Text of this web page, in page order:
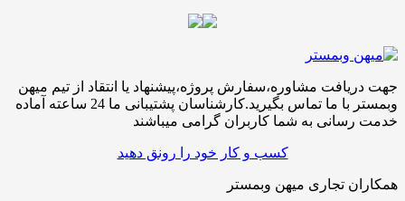
مشاوره،سفارش پروژه،پیشنهاد یا انتقاد از تیم میهن
وبمستر با ما تماس بگیرید.کارشناسان پشتیبانی ما 24 ساعته آماده
به شما کاربران گرامی میباشند
کسب و کار خود را رونق دهید
تجاری میهن وبمستر